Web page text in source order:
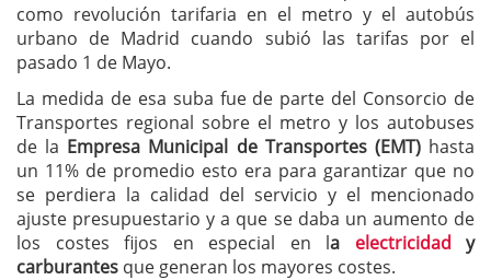
como revolución tarifaria en el metro y el autobús
urbano de Madrid cuando subió las tarifas por el
pasado 1 de Mayo.
La medida de esa suba fue de parte del Consorcio de
Transportes regional sobre el metro y los autobuses
de la Empresa Municipal de Transportes (EMT)hasta
un 11% de promedio esto era para garantizar que no
se perdiera la calidad del servicio y el mencionado
ajuste presupuestario y a que se daba un aumento de
los costes fijos en especial en la electricidad y
carburantes que generan los mayores costes.